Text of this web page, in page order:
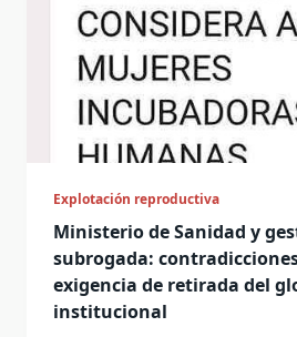
Explotación reproductiva
Ministerio de Sanidad y
subrogada:
exigencia de retirada del
institucional